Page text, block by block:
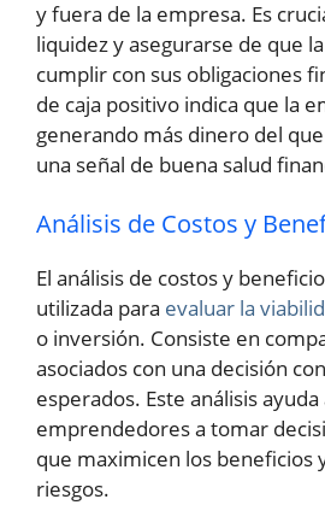
y fuera de la empresa. Es
liquidez y asegurarse de que
cumplir con sus obligaciones
de caja positivo indica que la
generando más dinero del
una señal de buena salud
Análisis de Costos y
El análisis de costos y
utilizada para evaluar la
o inversión. Consiste en
asociados con una decisión
esperados. Este análisis ayuda
emprendedores a tomar
que maximicen los beneficios
riesgos.